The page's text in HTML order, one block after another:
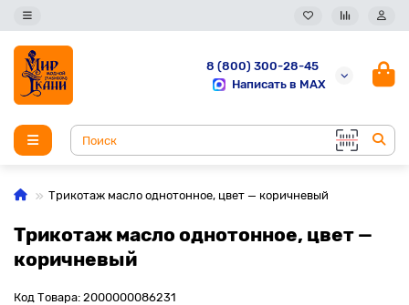
8 (800) 300-28-45
Написать в MAX
Трикотаж масло однотонное, цвет — коричневый
Трикотаж масло однотонное, цвет —
коричневый
Код Товара: 2000000086231